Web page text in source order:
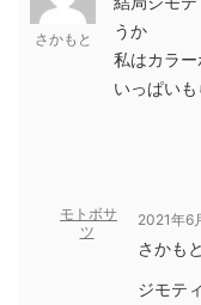
さかもと
うか
私はカラ
いっぱい
モトボサ
ツ
2021年6
さかも
ジモテ